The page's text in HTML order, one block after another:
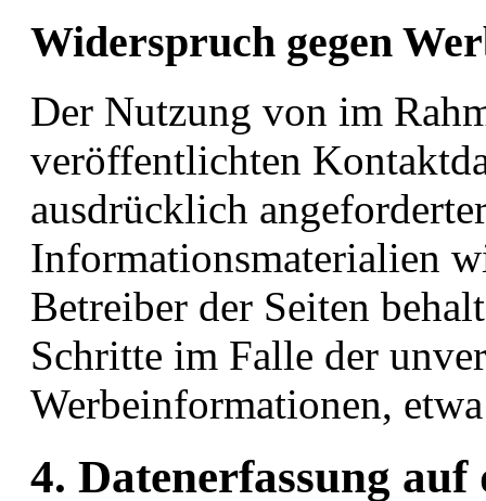
Widerspruch gegen
Der Nutzung von im
veröffentlichten
ausdrücklich
Informationsmaterialien
Betreiber der Seiten
Schritte im Falle der
Werbeinformationen,
4. Datenerfassung auf